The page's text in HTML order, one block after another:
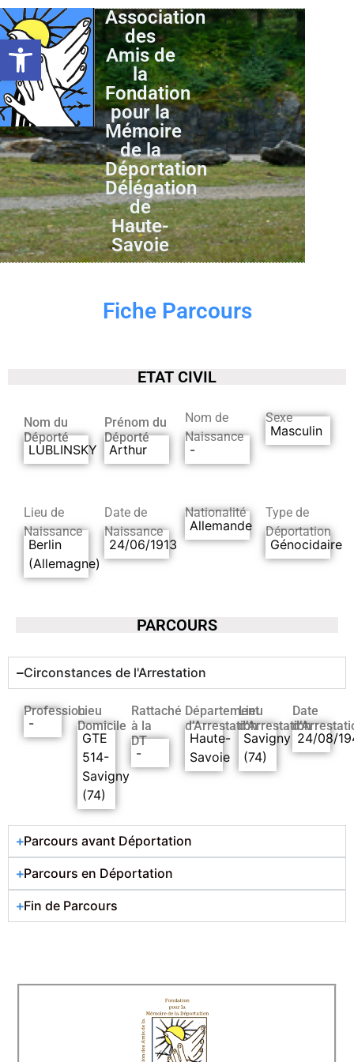
Ouvrir la barre d’outils
Association
des
Amis de
la
Fondation
pour la
Mémoire
de la
Déportation
Délégation
de
Haute-
Savoie
Fiche Parcours
ETAT CIVIL
Nom du
Déporté
LUBLINSKY
Prénom du
Déporté
Arthur
Nom de
Naissance
-
Sexe
Masculin
Lieu de
Naissance
Berlin
(Allemagne)
Date de
Naissance
24/06/1913
Nationalité
Allemande
Type de
Déportation
Génocidaire
PARCOURS
Circonstances de l'Arrestation
Profession
-
Lieu
Domicile
GTE
514-
Savigny
(74)
Rattaché
à la
DT
-
Département
d’Arrestation
Haute-
Savoie
Lieu
d’Arrestation
Savigny
(74)
Date
24/08/
Parcours avant Déportation
Parcours en Déportation
Fin de Parcours